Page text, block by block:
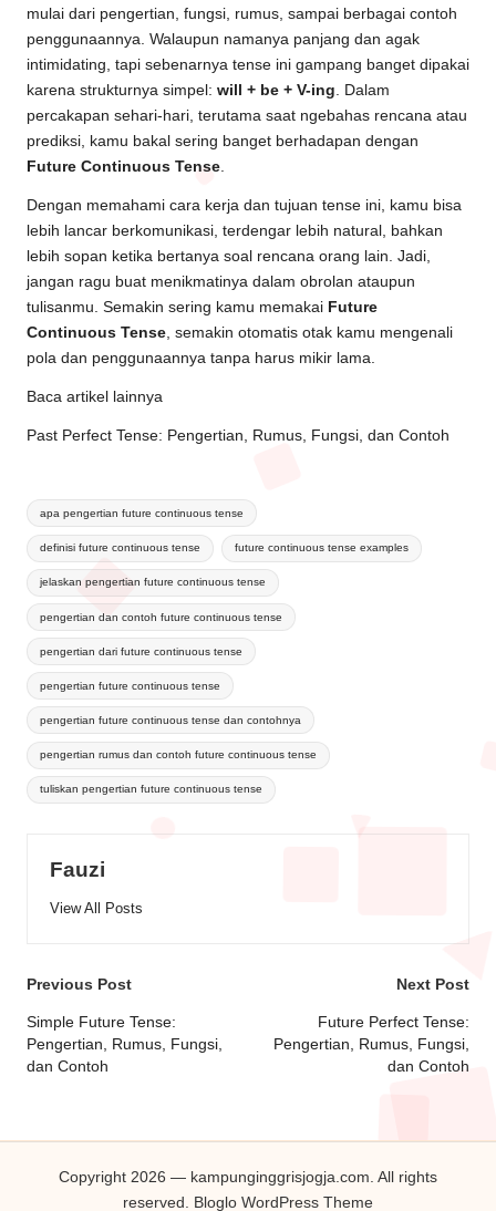
mulai dari pengertian, fungsi, rumus, sampai berbagai contoh
penggunaannya. Walaupun namanya panjang dan agak
intimidating, tapi sebenarnya tense ini gampang banget dipakai
karena strukturnya simpel: will + be + V-ing. Dalam
percakapan sehari-hari, terutama saat ngebahas rencana atau
prediksi, kamu bakal sering banget berhadapan dengan
Future Continuous Tense.
Dengan memahami cara kerja dan tujuan tense ini, kamu bisa
lebih lancar berkomunikasi, terdengar lebih natural, bahkan
lebih sopan ketika bertanya soal rencana orang lain. Jadi,
jangan ragu buat menikmatinya dalam obrolan ataupun
tulisanmu. Semakin sering kamu memakai Future
Continuous Tense, semakin otomatis otak kamu mengenali
pola dan penggunaannya tanpa harus mikir lama.
Baca artikel lainnya
Past Perfect Tense: Pengertian, Rumus, Fungsi, dan Contoh
apa pengertian future continuous tense
definisi future continuous tense future continuous tense examples
jelaskan pengertian future continuous tense
pengertian dan contoh future continuous tense
pengertian dari future continuous tense
pengertian future continuous tense
pengertian future continuous tense dan contohnya
pengertian rumus dan contoh future continuous tense
tuliskan pengertian future continuous tense
Fauzi
View All Posts
Previous Post
Simple Future Tense:
Pengertian, Rumus, Fungsi,
dan Contoh
Next Post
Future Perfect Tense:
Pengertian, Rumus, Fungsi,
dan Contoh
Copyright 2026 — kampunginggrisjogja.com. All rights
reserved. Bloglo WordPress Theme